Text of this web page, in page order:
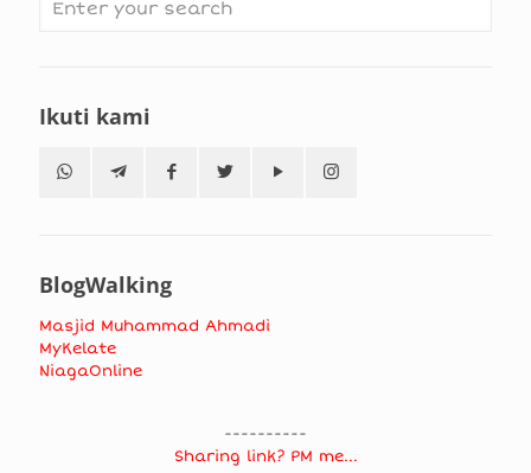
Ikuti kami
BlogWalking
Masjid Muhammad Ahmadi
MyKelate
NiagaOnline
----------
Sharing link? PM me...